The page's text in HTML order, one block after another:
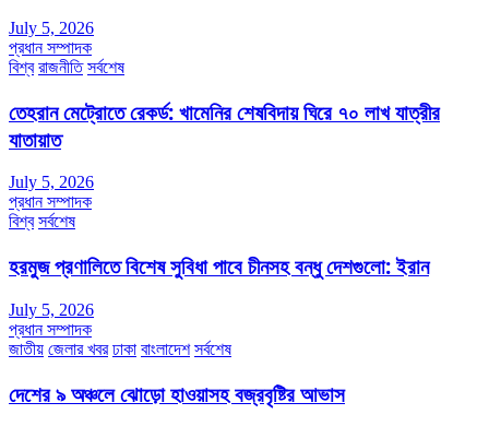
July 5, 2026
প্রধান সম্পাদক
বিশ্ব রাজনীতি সর্বশেষ
তেহরান মেট্রোতে রেকর্ড: খামেনির শেষবিদায় ঘিরে ৭০ লাখ যাত্রীর
যাতায়াত
July 5, 2026
প্রধান সম্পাদক
বিশ্ব সর্বশেষ
হরমুজ প্রণালিতে বিশেষ সুবিধা পাবে চীনসহ বন্ধু দেশগুলো: ইরান
July 5, 2026
প্রধান সম্পাদক
জাতীয় জেলার খবর ঢাকা বাংলাদেশ সর্বশেষ
দেশের ৯ অঞ্চলে ঝোড়ো হাওয়াসহ বজ্রবৃষ্টির আভাস